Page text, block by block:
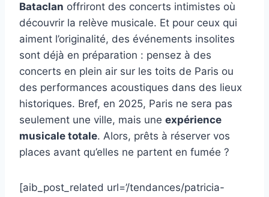
Bataclan offriront des concerts intimistes où
découvrir la relève musicale. Et pour ceux qui
aiment l’originalité, des événements insolites
sont déjà en préparation : pensez à des
concerts en plein air sur les toits de Paris ou
des performances acoustiques dans des lieux
historiques. Bref, en 2025, Paris ne sera pas
seulement une ville, mais une expérience
musicale totale. Alors, prêts à réserver vos
places avant qu’elles ne partent en fumée ?
[aib_post_related url=’/tendances/patricia-